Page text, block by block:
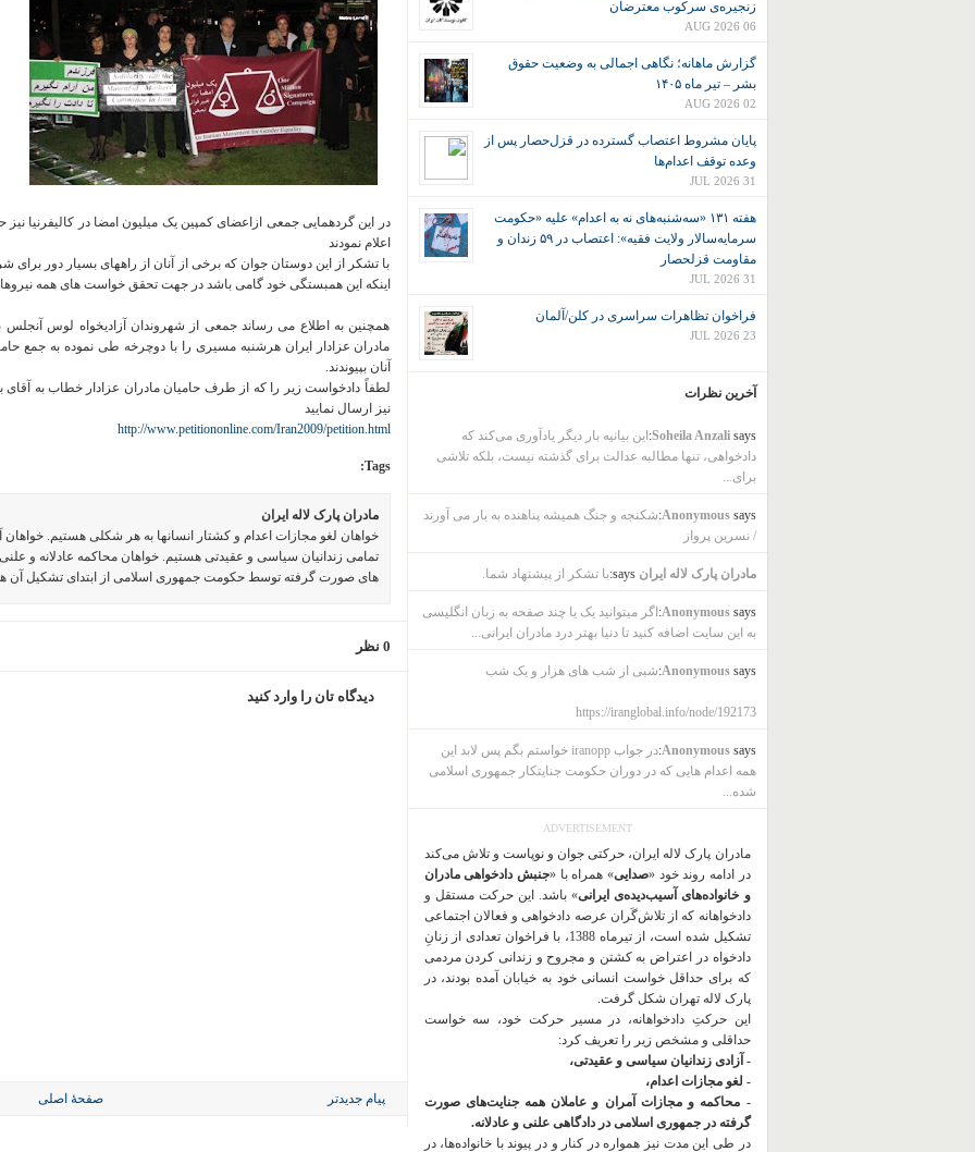
در این گردهمایی جمعی ازاعضای کمپین یک میلیون امضا در کالیفرنیا نیز
اعلام نمودند
با تشکر از این دوستان جوان که برخی از آنان از راههای بسیار دور برای
اینکه این همبستگی خود گامی باشد در جهت تحقق خواست های همه
همچنین به اطلاع می رساند جمعی از شهروندان آزادیخواه لوس آنجلس
مادران عزادار ایران هرشنبه مسیری را با دوچرخه طی نموده به جمع
آنان بپیوندند.
لطفاً دادخواست زیر را که از طرف حامیان مادران عزادار خطاب به آقای
نیز ارسال نمایید
http://www.petitiononline.com/Iran2009/petition.html
Tags:
مادران پارک لاله ایران
خواهان لغو مجازات اعدام و کشتار انسانها به هر شکلی هستیم.
تمامی زندانیان سیاسی و عقیدتی هستیم. خواهان محاکمه عادلانه و
های صورت گرفته توسط حکومت جمهوری اسلامی از ابتدای تشکیل آن
0 نظر
دیدگاه تان را وارد کنید
پیام جدیدتر صفحهٔ اصلی
زنجیره‌ی سرکوب معترضان
06 AUG 2026
گزارش ماهانه؛ نگاهی اجمالی به وضعیت حقوق
بشر – تیر ماه ۱۴۰۵
02 AUG 2026
پایان مشروط اعتصاب گسترده در قزل‌حصار پس از
وعده توقف اعدام‌ها
31 JUL 2026
هفته ۱۳۱ «سه‌شنبه‌های نه به اعدام» علیه «حکومت
سرمایه‌سالار ولایت فقیه»: اعتصاب در ۵۹ زندان و
مقاومت قزلحصار
31 JUL 2026
فراخوان تظاهرات سراسری در کلن/آلمان
23 JUL 2026
آخرین نظرات
Soheila Anzalisays:
این بیانیه بار دیگر یادآوری می‌کند که
دادخواهی، تنها مطالبه عدالت برای گذشته نیست، بلکه تلاشی
برای...
Anonymoussays:
شکنجه و جنگ همیشه پناهنده به بار می آورند
/ نسرین پرواز
مادران پارک لاله ایران says: با تشکر از پیشنهاد شما.
Anonymoussays:
اگر میتوانید یک یا چند صفحه به زبان انگلیسی
به این سایت اضافه کنید تا دنیا بهتر درد مادران ایرانی...
Anonymoussays: شبی از شب های هزار و یک شب
https://iranglobal.info/node/192173
Anonymoussays:
در جواب iranopp خواستم بگم پس لابد این
همه اعدام هایی که در دوران حکومت جنایتکار جمهوری اسلامی
شده...
ADVERTISEMENT
مادران پارک لاله ایران، حرکتی جوان و نوپاست و تلاش می‌کند
در ادامه روند خود «صدایی» همراه با «جنبش دادخواهی مادران
و خانواده‌های آسیب‌دیده‌ی ایرانی» باشد. این حرکت مستقل و
دادخواهانه که از تلاش‌گَران عرصه دادخواهی و فعالان اجتماعی
تشکیل شده است، از تیرماه 1388، با فراخوان تعدادی از زنانِ
دادخواه در اعتراض به کشتن و مجروح و زندانی کردن مردمی
که برای حداقل خواست انسانی خود به خیابان آمده بودند، در
پارک لاله تهران شکل گرفت.
این حرکتِ دادخواهانه، در مسیر حرکت خود، سه خواست
حداقلی و مشخص زیر را تعریف کرد:
- آزادی زندانیان سیاسی و عقیدتی،
- لغو مجازات اعدام،
- محاکمه و مجازات آمران و عاملان همه جنایت‌های صورت
گرفته در جمهوری اسلامی در دادگاهی علنی و عادلانه.
در طی این مدت نیز همواره در کنار و در پیوند با خانواده‌ها، در